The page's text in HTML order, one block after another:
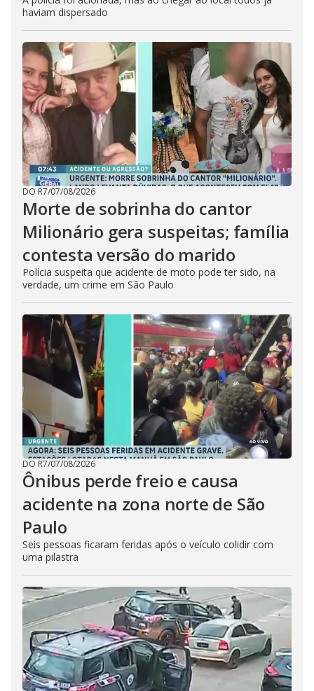
haviam dispersado
DO R7/07/08/2026
Morte de sobrinha do cantor
Milionário gera suspeitas; família
contesta versão do marido
Polícia suspeita que acidente de moto pode ter sido, na
verdade, um crime em São Paulo
DO R7/07/08/2026
Ônibus perde freio e causa
acidente na zona norte de São
Paulo
Seis pessoas ficaram feridas após o veículo colidir com
uma pilastra